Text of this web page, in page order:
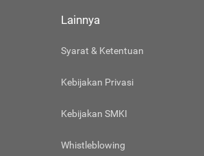
Lainnya
Syarat & Ketentuan
Kebijakan Privasi
Kebijakan SMKI
Whistleblowing